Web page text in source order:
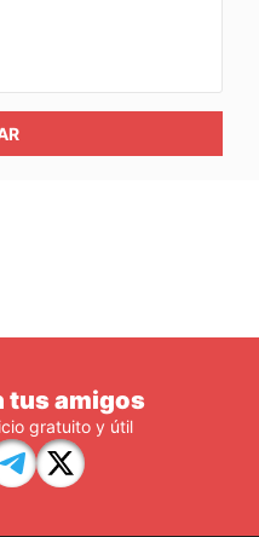
tus amigos
gratuito y útil